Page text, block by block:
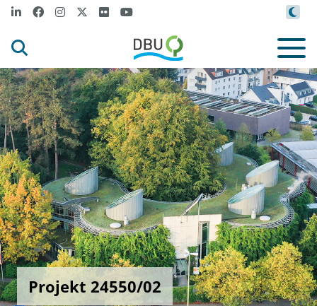
Projekt 24550/02